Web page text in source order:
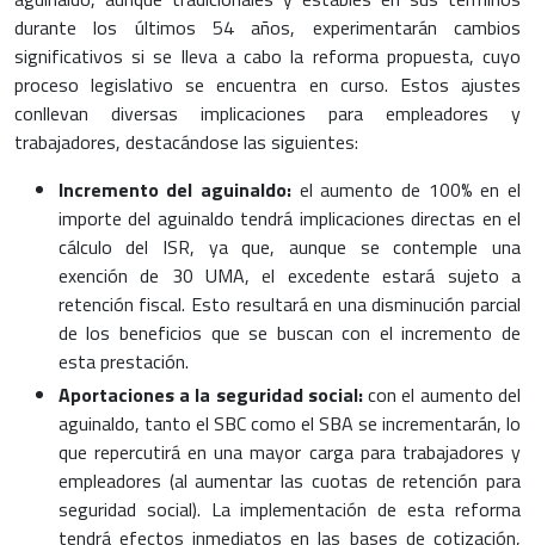
durante los últimos 54 años, experimentarán cambios
significativos si se lleva a cabo la reforma propuesta, cuyo
proceso legislativo se encuentra en curso. Estos ajustes
conllevan diversas implicaciones para empleadores y
trabajadores, destacándose las siguientes:
Incremento del aguinaldo: el aumento de 100% en el
importe del aguinaldo tendrá implicaciones directas en el
cálculo del ISR, ya que, aunque se contemple una
exención de 30 UMA, el excedente estará sujeto a
retención fiscal. Esto resultará en una disminución parcial
de los beneficios que se buscan con el incremento de
esta prestación.
Aportaciones a la seguridad social:con el aumento del
aguinaldo, tanto el SBC como el SBA se incrementarán, lo
que repercutirá en una mayor carga para trabajadores y
empleadores (al aumentar las cuotas de retención para
seguridad social). La implementación de esta reforma
tendrá efectos inmediatos en las bases de cotización,